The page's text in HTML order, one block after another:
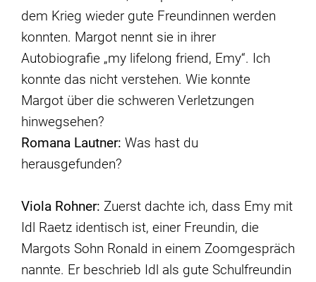
dem Krieg wieder gute Freundinnen werden
konnten. Margot nennt sie in ihrer
Autobiografie „my lifelong friend, Emy“. Ich
konnte das nicht verstehen. Wie konnte
Margot über die schweren Verletzungen
hinwegsehen?
Romana Lautner: Was hast du
herausgefunden?
Viola Rohner: Zuerst dachte ich, dass Emy mit
Idl Raetz identisch ist, einer Freundin, die
Margots Sohn Ronald in einem Zoomgespräch
nannte. Er beschrieb Idl als gute Schulfreundin